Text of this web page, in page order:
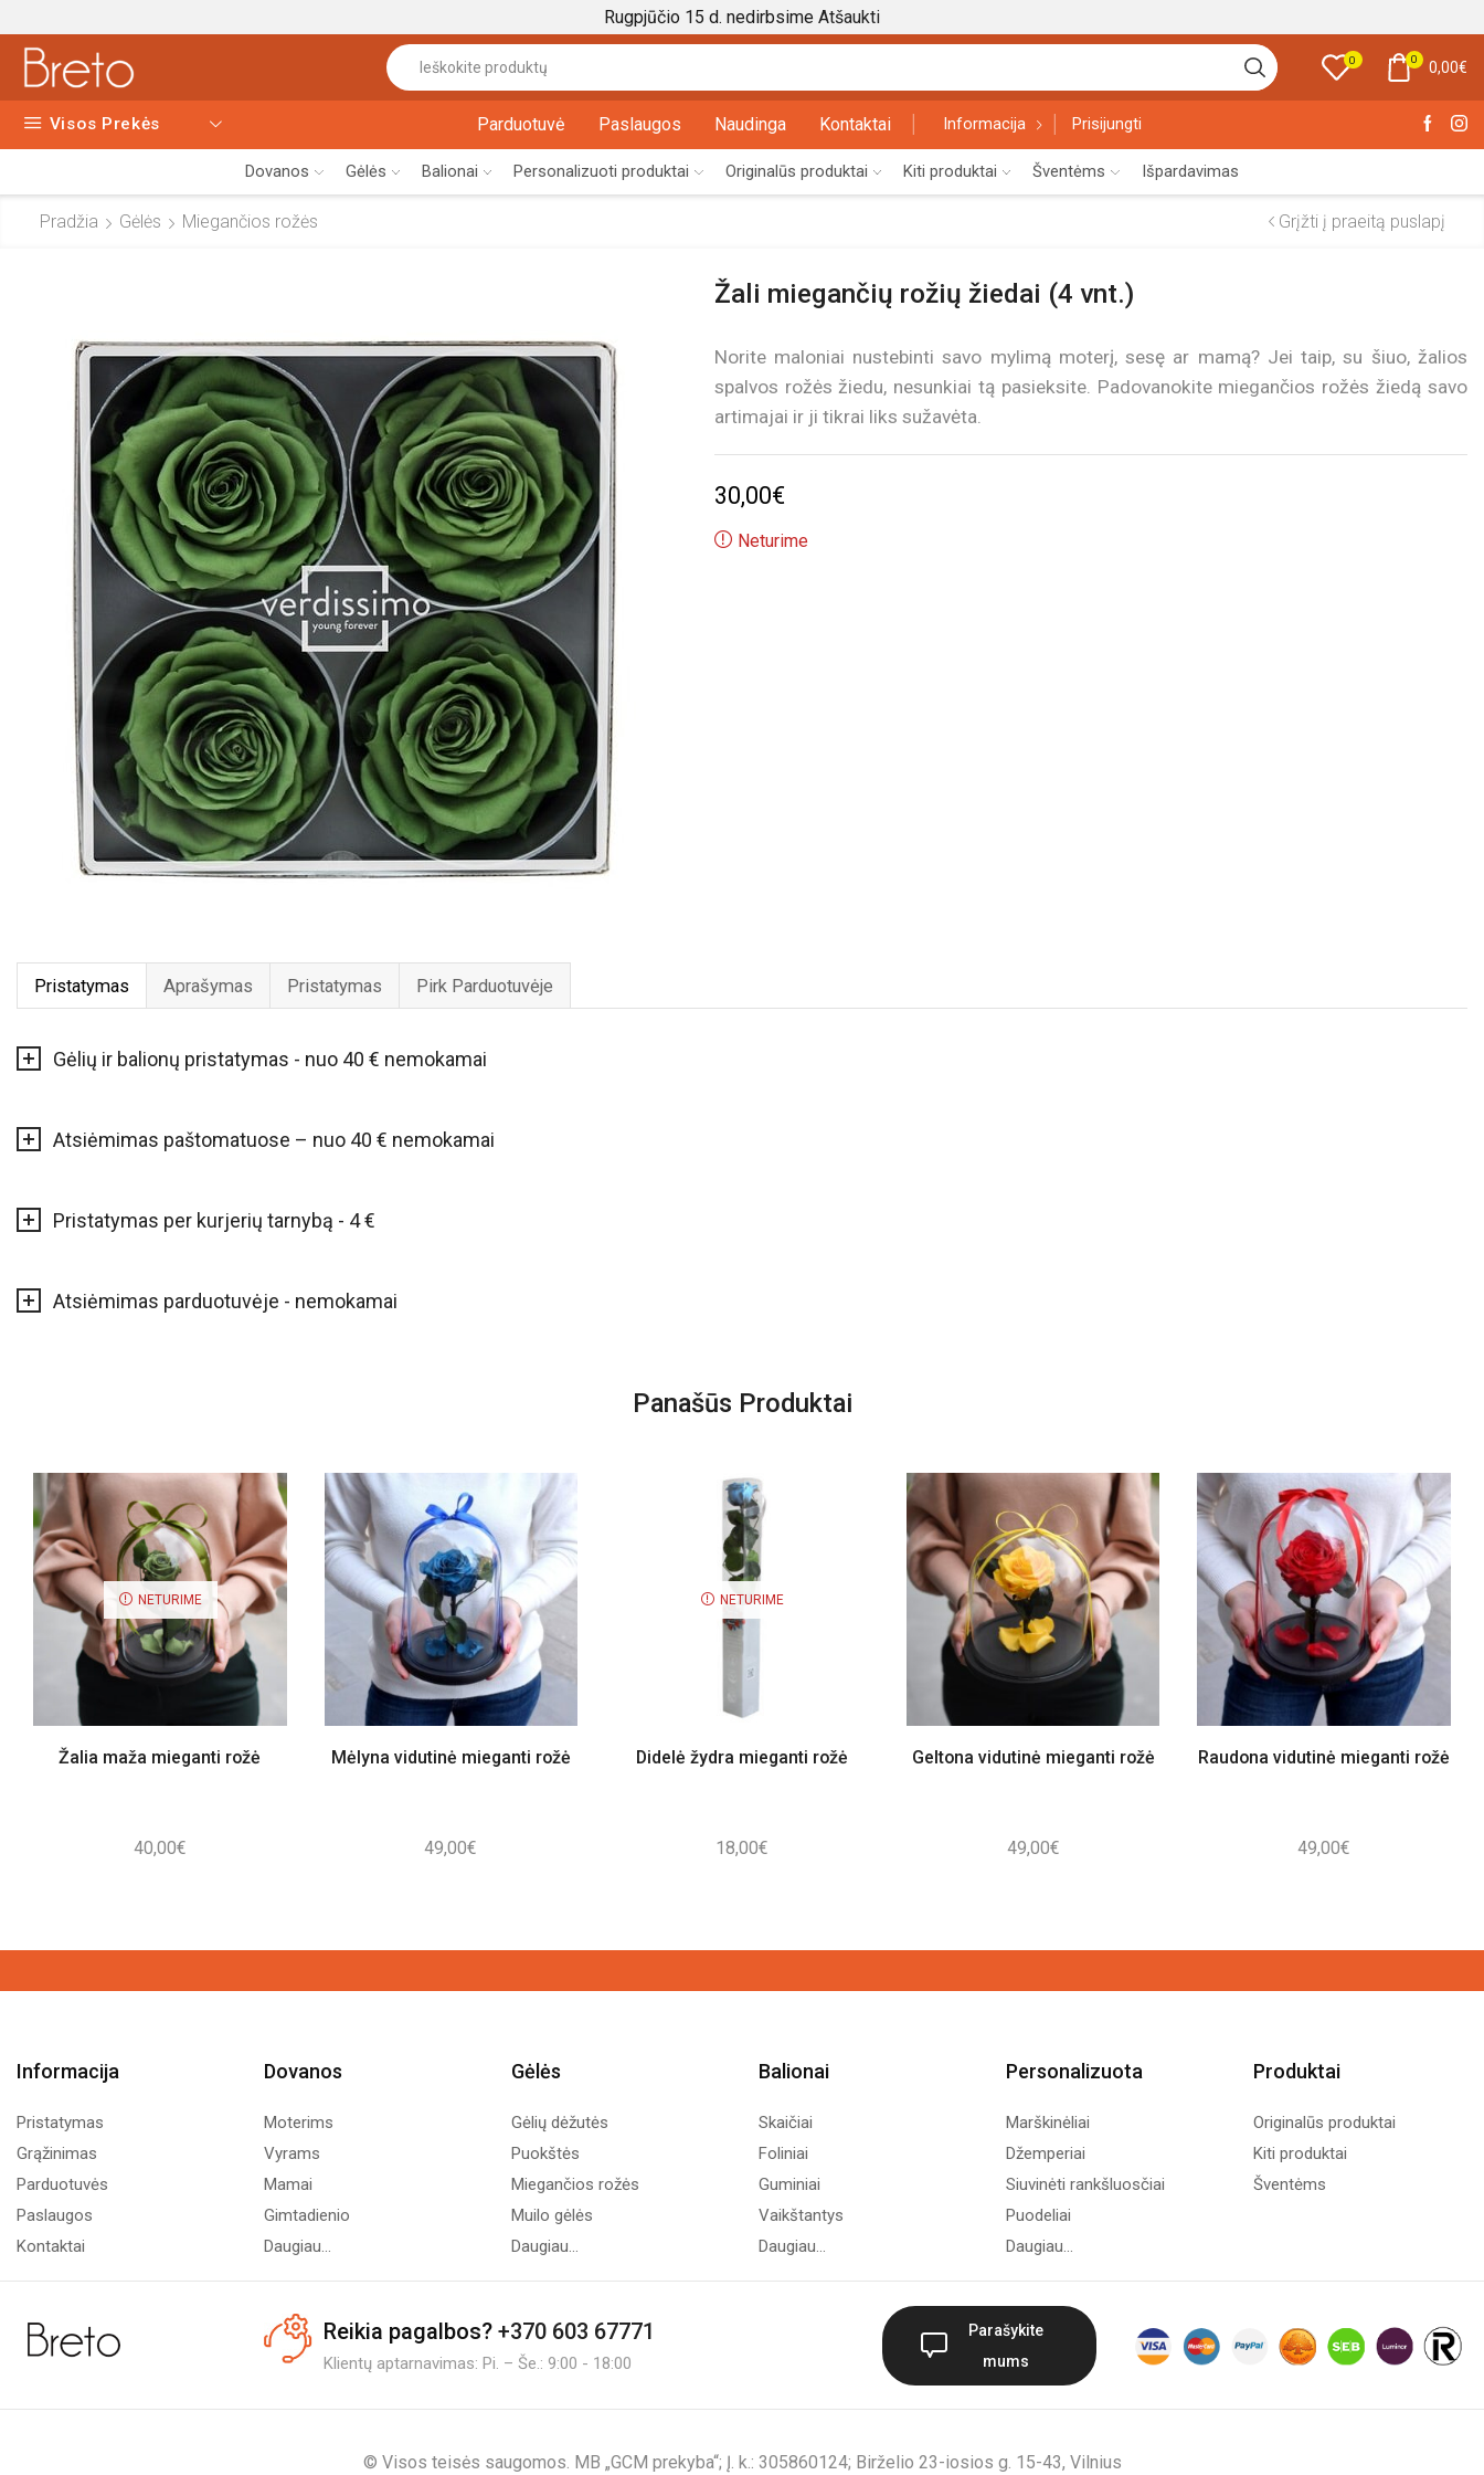
Rugpjūčio 15 d. nedirbsime Atšaukti
input
0 0 0,00€
Visos Prekės Parduotuvė Paslaugos Naudinga Kontaktai Informacija Prisijungti
Dovanos Gėlės Balionai Personalizuoti produktai Originalūs produktai Kiti produktai Šventėms Išpardavimas
Pradžia Gėlės Miegančios rožės Grįžti į praeitą puslapį
Žali miegančių rožių žiedai (4 vnt.)
Norite maloniai nustebinti savo mylimą moterį, sesę ar mamą? Jei taip, su šiuo, žalios
spalvos rožės žiedu, nesunkiai tą pasieksite. Padovanokite miegančios rožės žiedą savo
artimajai ir ji tikrai liks sužavėta.
30,00€
Neturime
Pristatymas Aprašymas Pristatymas Pirk Parduotuvėje
Gėlių ir balionų pristatymas - nuo 40 € nemokamai
Atsiėmimas paštomatuose – nuo 40 € nemokamai
Pristatymas per kurjerių tarnybą - 4 €
Atsiėmimas parduotuvėje - nemokamai
Panašūs Produktai
NETURIME
Žalia maža mieganti rožė
40,00€
Mėlyna vidutinė mieganti rožė
49,00€
NETURIME
Didelė žydra mieganti rožė
18,00€
Geltona vidutinė mieganti rožė
49,00€
Raudona vidutinė mieganti rožė
49,00€
Informacija
Pristatymas
Grąžinimas
Parduotuvės
Paslaugos
Kontaktai
Dovanos
Moterims
Vyrams
Mamai
Gimtadienio
Daugiau...
Gėlės
Gėlių dėžutės
Puokštės
Miegančios rožės
Muilo gėlės
Daugiau...
Balionai
Skaičiai
Foliniai
Guminiai
Vaikštantys
Daugiau...
Personalizuota
Marškinėliai
Džemperiai
Siuvinėti rankšluosčiai
Puodeliai
Daugiau...
Produktai
Originalūs produktai
Kiti produktai
Šventėms
Reikia pagalbos? +370 603 67771
Klientų aptarnavimas: Pi. – Še.: 9:00 - 18:00
Parašykite
mums
© Visos teisės saugomos. MB „GCM prekyba“; Į. k.: 305860124; Birželio 23-iosios g. 15-43, Vilnius